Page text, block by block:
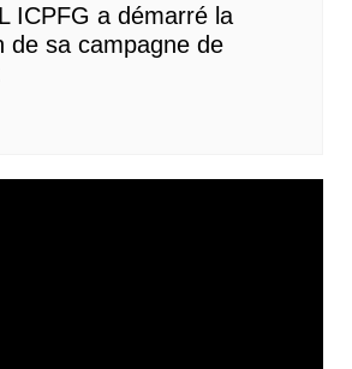
ICPFG a démarré la
de sa campagne de